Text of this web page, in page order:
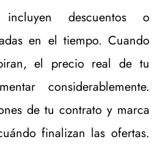
descuentos o
en el tiempo. Cuando
el precio real de tu
considerablemente.
de tu contrato y marca
finalizan las ofertas.